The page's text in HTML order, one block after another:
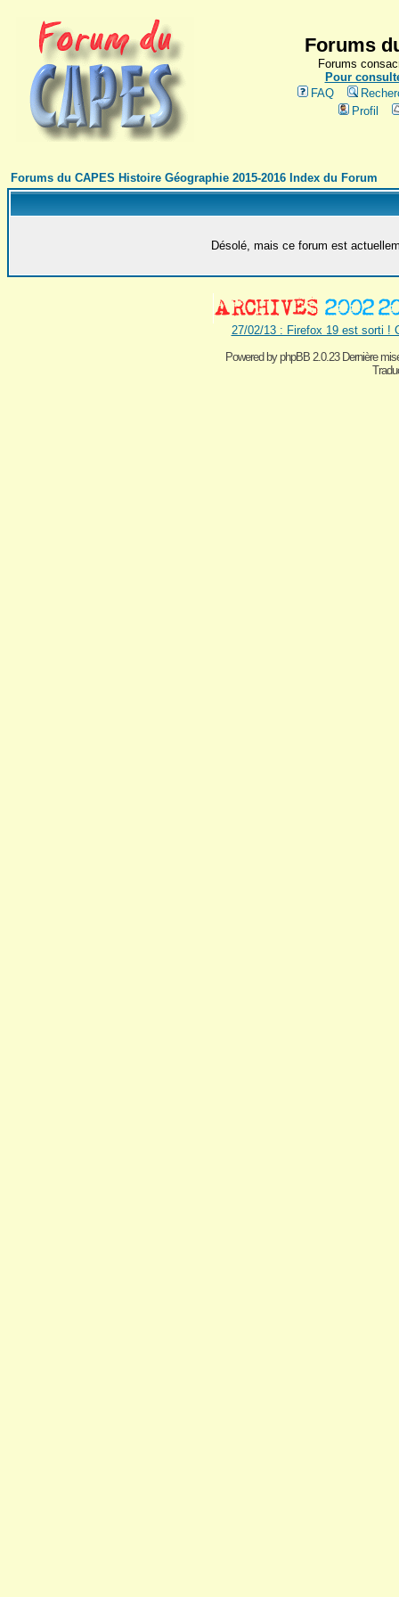
Forums
Forums
Pour
FAQ
Profil
Forums du CAPES Histoire Géographie 2015-2016 Index du Forum
Désolé, mais ce forum est
27/02/13 : Firefox 19 est sorti !
Powered byphpBB 2.0.23 Dernière